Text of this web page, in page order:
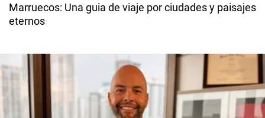
Marruecos: Una guia de viaje por ciudades y paisajes
eternos